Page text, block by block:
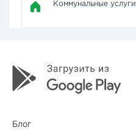
Коммунальные услуги
Блог